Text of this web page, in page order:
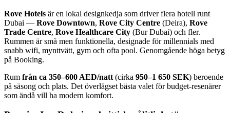
Rove Hotels är en lokal designkedja som driver flera hotell runt
Dubai — Rove Downtown, Rove City Centre (Deira), Rove
Trade Centre, Rove Healthcare City (Bur Dubai) och fler.
Rummen är små men funktionella, designade för millennials med
snabb wifi, mynttvätt, gym och ofta pool. Genomgående höga betyg
på Booking.
Rum från ca 350–600 AED/natt (cirka 950–1 650 SEK) beroende
på säsong och plats. Det överlägset bästa valet för budget-resenärer
som ändå vill ha modern komfort.